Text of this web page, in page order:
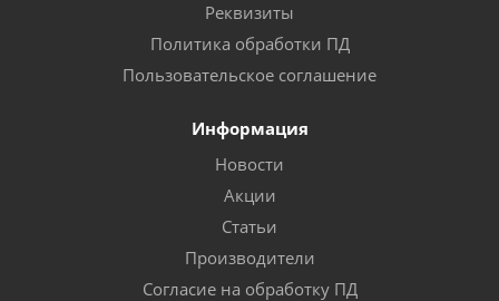
Реквизиты
Политика обработки ПД
Пользовательское соглашение
Информация
Новости
Акции
Статьи
Производители
Согласие на обработку ПД